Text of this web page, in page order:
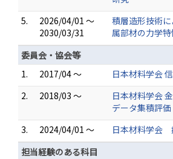
5.
2026/04/01 ～
2030/03/31
積層造形技術
属部材の力学
委員会・協会等
1.
2017/04 ～
日本材料学会
2.
2018/03 ～
日本材料学会
データ集積評価
3.
2024/04/01 ～
日本材料学会
担当経験のある科目